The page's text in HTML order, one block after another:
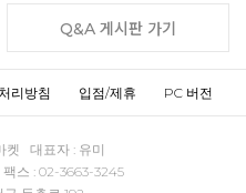
Q&A 게시판 가기
리방침 입점/제휴 PC 버전
켓 대표자 : 유미
스 : 02-3663-3245